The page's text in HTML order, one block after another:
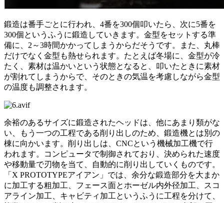
鍛造は番手ごとに行われ、4番を300個叩いたら、次に5番を
300個というふうに鍛造していきます。金型をセットする準
備に、2～3時間かかってしまうからだそうです。また、丸棒
だけでなく金型も熱せられます。たとえば冬場に、金型が冷
たく、素材は温かいという状態となると、叩いたときに素材
が割れてしまうからで、そのときの気温を考慮しながら金型
の温度も調整されます。
余裕のあるサイズに鍛造されたヘッドは、他にあまり類がな
い、もう一つの工程である削り出しのため、鍛造機とは別の
棟に向かいます。削り出しは、CNCという機械加工機で行
われます。コンピュータで制御されており、決められた速度
や移動量で刃物を当て、自動的に削り出していくものです。
「X PROTOTYPEアイアン」では、余分な鍛造部分を大まか
に加工する粗加工、フェース面とホーゼル内外径加工、スコ
アライン加工、キャビティ加工というふうに工程を分けて、